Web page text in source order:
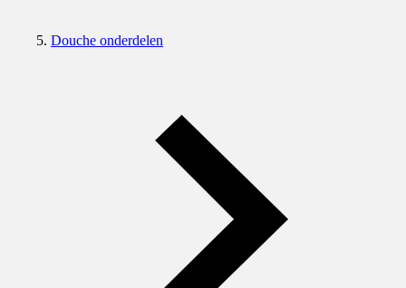
Douche onderdelen